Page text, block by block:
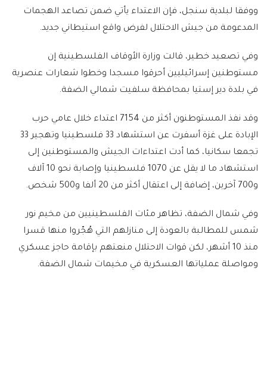
ووفقا لبلدية سنجل، فإن الاعتداء يأتي ضمن تصاعد الهجمات
المدعومة من جيش الاحتلال لفرض واقع استيطاني جديد.
وفي تصعيد خطير، قالت وزارة الأوقاف الفلسطينية إن
مستوطنين إسرائيليين أحرقوا مسجدا وخطوا شعارات عنصرية
في بلدة دير إستيا بمحافظة سلفيت شمالي الضفة.
وقد نفذ المستوطنون أكثر من 7154 اعتداء خلال عامي حرب
الإبادة على غزة أسفرت عن استشهاد 33 فلسطينيا وتهجير 33
تجمعا سكانيا، كما أدت اعتداءات الجيش والمستوطنين إلى
استشهاد ما لا يقل عن 1070 فلسطينيا وإصابة نحو 10 آلاف
و700 آخرين، إضافة إلى اعتقال أكثر من 20 ألفا و500 شخص.
وفي شمال الضفة، تظاهر مئات الفلسطينيين من مخيم نور
شمس للمطالبة بالعودة إلى منازلهم التي هُجّروا منها قسرا
منذ 10 أشهر، لكن قوات الاحتلال منعتهم بإقامة حاجز عسكري
ومواصلة عملياتها العسكرية في مخيمات شمال الضفة.